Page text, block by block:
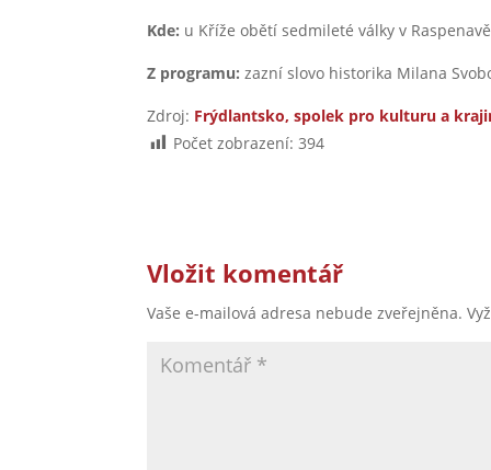
Kde: u Kříže obětí sedmileté války v
Z programu: zazní slovo historika Milana
Zdroj: Frýdlantsko, spolek pro kulturu a
Počet zobrazení: 394
Vložit komentář
Vaše e-mailová adresa nebude zveřejněna.